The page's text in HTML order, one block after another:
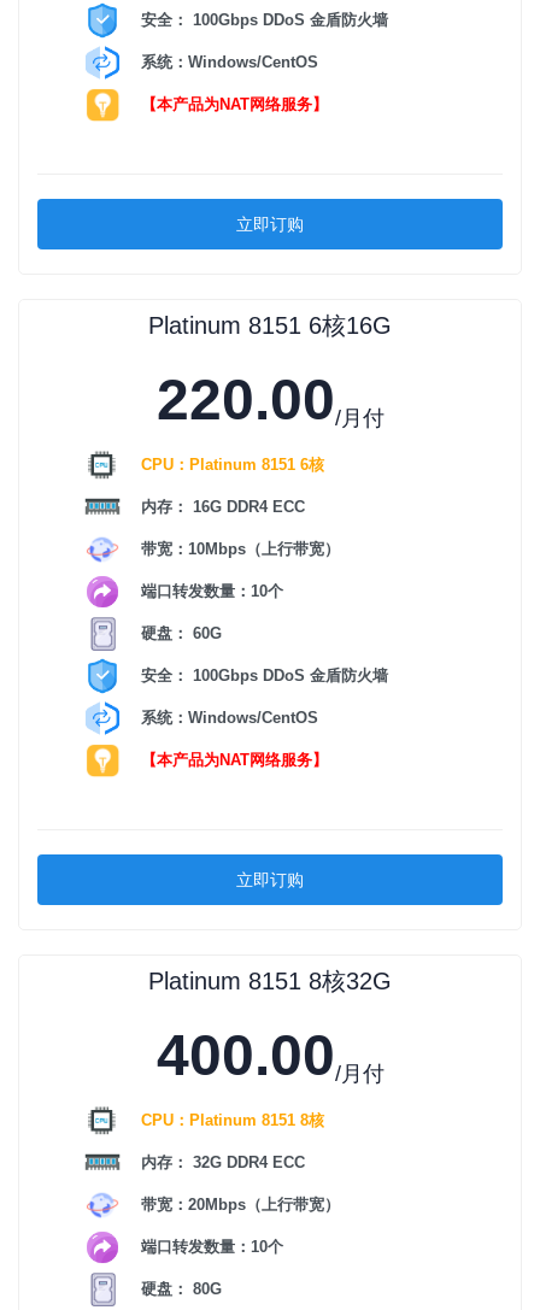
安全： 100Gbps DDoS 金盾防火墙
系统：Windows/CentOS
【本产品为NAT网络服务】
立即订购
Platinum 8151 6核16G
220.00/月付
CPU：Platinum 8151 6核
内存： 16G DDR4 ECC
带宽：10Mbps（上行带宽）
端口转发数量：10个
硬盘： 60G
安全： 100Gbps DDoS 金盾防火墙
系统：Windows/CentOS
【本产品为NAT网络服务】
立即订购
Platinum 8151 8核32G
400.00/月付
CPU：Platinum 8151 8核
内存： 32G DDR4 ECC
带宽：20Mbps（上行带宽）
端口转发数量：10个
硬盘： 80G